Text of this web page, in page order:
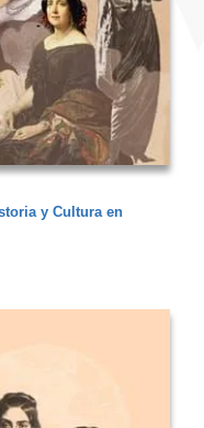
y Cultura en